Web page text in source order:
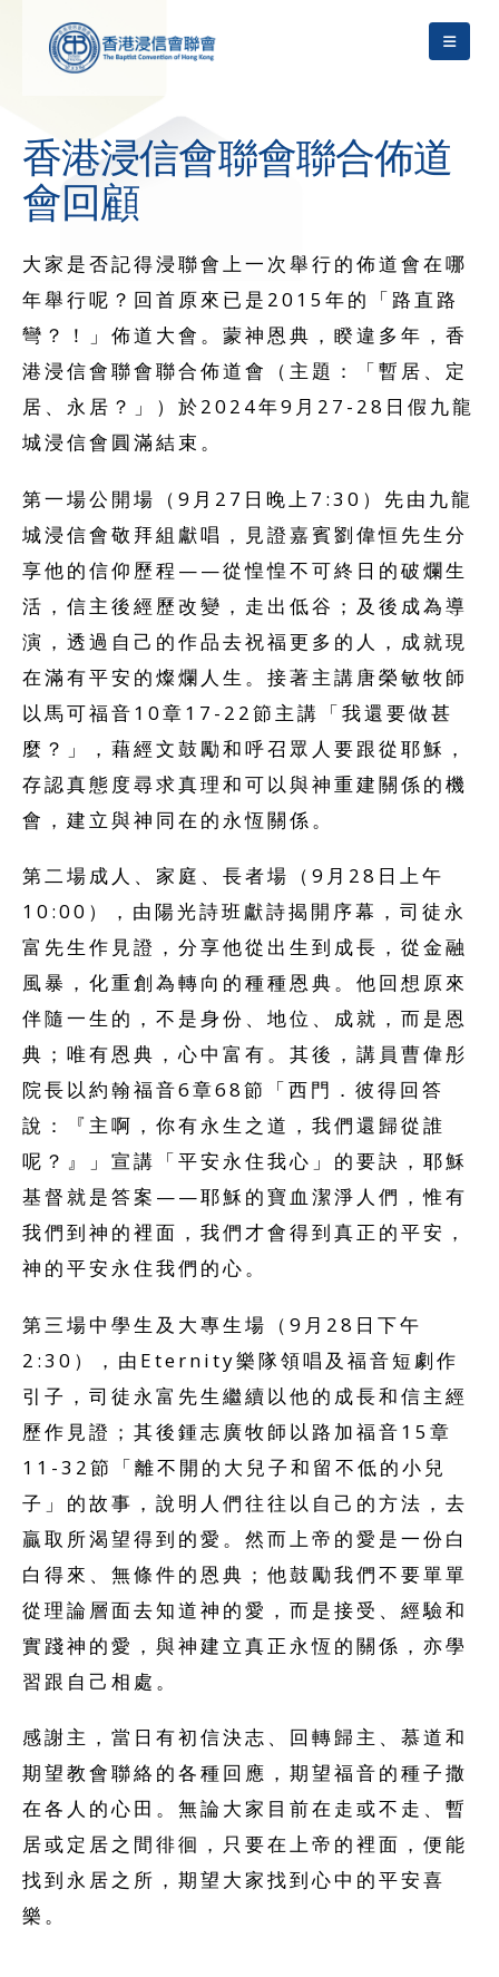
香港浸信會聯會聯合佈道
會回顧
大家是否記得浸聯會上一次舉行的佈道會在哪
年舉行呢？回首原來已是2015年的「路直路
彎？！」佈道大會。蒙神恩典，睽違多年，香
港浸信會聯會聯合佈道會（主題：「暫居、定
居、永居？」）於2024年9月27-28日假九龍
城浸信會圓滿結束。
第一場公開場（9月27日晚上7:30）先由九龍
城浸信會敬拜組獻唱，見證嘉賓劉偉恒先生分
享他的信仰歷程——從惶惶不可終日的破爛生
活，信主後經歷改變，走出低谷；及後成為導
演，透過自己的作品去祝福更多的人，成就現
在滿有平安的燦爛人生。接著主講唐榮敏牧師
以馬可福音10章17-22節主講「我還要做甚
麼？」，藉經文鼓勵和呼召眾人要跟從耶穌，
存認真態度尋求真理和可以與神重建關係的機
會，建立與神同在的永恆關係。
第二場成人、家庭、長者場（9月28日上午
10:00），由陽光詩班獻詩揭開序幕，司徒永
富先生作見證，分享他從出生到成長，從金融
風暴，化重創為轉向的種種恩典。他回想原來
伴隨一生的，不是身份、地位、成就，而是恩
典；唯有恩典，心中富有。其後，講員曹偉彤
院長以約翰福音6章68節「西門．彼得回答
說：『主啊，你有永生之道，我們還歸從誰
呢？』」宣講「平安永住我心」的要訣，耶穌
基督就是答案——耶穌的寶血潔淨人們，惟有
我們到神的裡面，我們才會得到真正的平安，
神的平安永住我們的心。
第三場中學生及大專生場（9月28日下午
2:30），由Eternity樂隊領唱及福音短劇作
引子，司徒永富先生繼續以他的成長和信主經
歷作見證；其後鍾志廣牧師以路加福音15章
11-32節「離不開的大兒子和留不低的小兒
子」的故事，說明人們往往以自己的方法，去
贏取所渴望得到的愛。然而上帝的愛是一份白
白得來、無條件的恩典；他鼓勵我們不要單單
從理論層面去知道神的愛，而是接受、經驗和
實踐神的愛，與神建立真正永恆的關係，亦學
習跟自己相處。
感謝主，當日有初信決志、回轉歸主、慕道和
期望教會聯絡的各種回應，期望福音的種子撒
在各人的心田。無論大家目前在走或不走、暫
居或定居之間徘徊，只要在上帝的裡面，便能
找到永居之所，期望大家找到心中的平安喜
樂。